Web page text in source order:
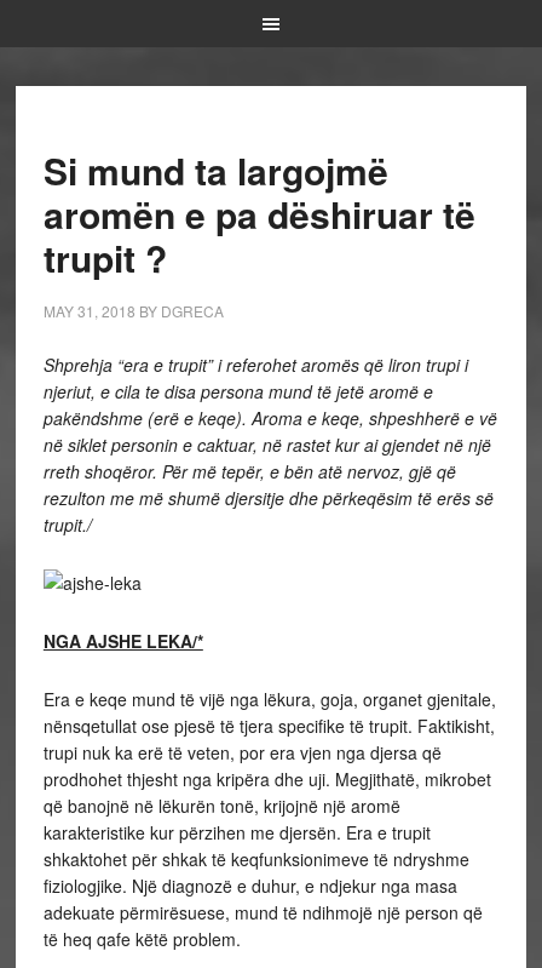
Si mund ta largojmë
aromën e pa dëshiruar të
trupit ?
MAY 31, 2018 BY DGRECA
Shprehja “era e trupit” i referohet aromës që liron trupi i
njeriut, e cila te disa persona mund të jetë aromë e
pakëndshme (erë e keqe). Aroma e keqe, shpeshherë e vë
në siklet personin e caktuar, në rastet kur ai gjendet në një
rreth shoqëror. Për më tepër, e bën atë nervoz, gjë që
rezulton me më shumë djersitje dhe përkeqësim të erës së
trupit./
NGA AJSHE LEKA/*
Era e keqe mund të vijë nga lëkura, goja, organet gjenitale,
nënsqetullat ose pjesë të tjera specifike të trupit. Faktikisht,
trupi nuk ka erë të veten, por era vjen nga djersa që
prodhohet thjesht nga kripëra dhe uji. Megjithatë, mikrobet
që banojnë në lëkurën tonë, krijojnë një aromë
karakteristike kur përzihen me djersën. Era e trupit
shkaktohet për shkak të keqfunksionimeve të ndryshme
fiziologjike. Një diagnozë e duhur, e ndjekur nga masa
adekuate përmirësuese, mund të ndihmojë një person që
të heq qafe këtë problem.